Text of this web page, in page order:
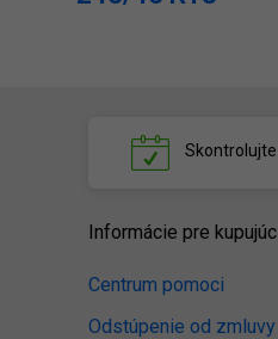
Skontrolujte
Informácie pre
Centrum pomoci
Odstúpenie od zmluvy